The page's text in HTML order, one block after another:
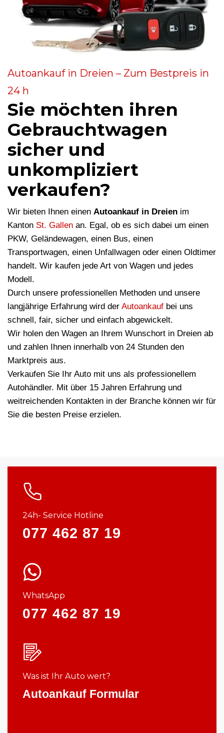
Autoankauf in Dreien – Zum Bestpreis in
24 h
Sie möchten ihren
Gebrauchtwagen
sicher und
unkompliziert
verkaufen?
Wir bieten Ihnen einen Autoankauf in Dreien im
Kanton St. Gallen an. Egal, ob es sich dabei um einen
PKW, Geländewagen, einen Bus, einen
Transportwagen, einen Unfallwagen oder einen Oldtimer
handelt. Wir kaufen jede Art von Wagen und jedes
Modell.
Durch unsere professionellen Methoden und unsere
langjährige Erfahrung wird der Autoankauf bei uns
schnell, fair, sicher und einfach abgewickelt.
Wir holen den Wagen an Ihrem Wunschort in Dreien ab
und zahlen Ihnen innerhalb von 24 Stunden den
Marktpreis aus.
Verkaufen Sie Ihr Auto mit uns als professionellem
Autohändler. Mit über 15 Jahren Erfahrung und
weitreichenden Kontakten in der Branche können wir für
Sie die besten Preise erzielen.
24h- Service Hotline
077 462 87 19
WhatsApp
077 462 87 19
Was ist Ihr Auto wert?
Autoankauf Formular